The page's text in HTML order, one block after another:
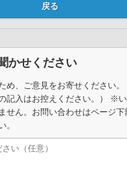
戻る
かせください
め、ご意見をお寄せください
記入はお控えください。） ※
せん。お問い合わせはページ下
。